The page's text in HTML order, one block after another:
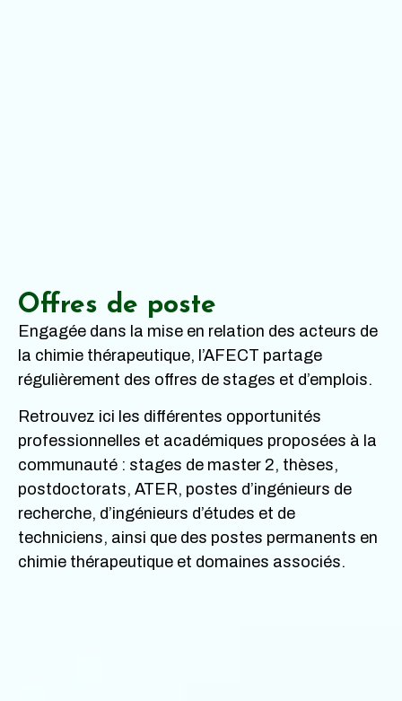
Offres de poste
Engagée dans la mise en relation des acteurs de
la chimie thérapeutique, l’AFECT partage
régulièrement des offres de stages et d’emplois.
Retrouvez ici les différentes opportunités
professionnelles et académiques proposées à la
communauté : stages de master 2, thèses,
postdoctorats, ATER, postes d’ingénieurs de
recherche, d’ingénieurs d’études et de
techniciens, ainsi que des postes permanents en
chimie thérapeutique et domaines associés.